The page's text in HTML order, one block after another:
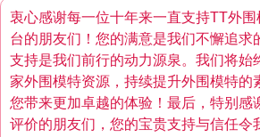
衷心感谢每一位十年来一直支持TT外
台的朋友们！您的满意是我们不懈追求
支持是我们前行的动力源泉。我们将始
家外围模特资源，持续提升外围模特的
您带来更加卓越的体验！最后，特别感
评价的朋友们，您的宝贵支持与信任令